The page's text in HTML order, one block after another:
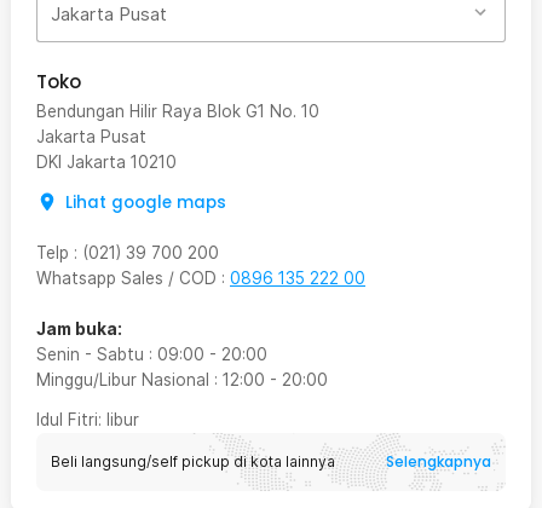
Jakarta Pusat
Toko
Bendungan Hilir Raya Blok G1 No. 10
Jakarta Pusat
DKI Jakarta 10210
Lihat google maps
Telp : (021) 39 700 200
Whatsapp Sales / COD : 0896 135 222 00
Jam buka:
Senin - Sabtu : 09:00 - 20:00
Minggu/Libur Nasional : 12:00 - 20:00
Idul Fitri: libur
Beli langsung/self pickup di kota lainnya Selengkapnya